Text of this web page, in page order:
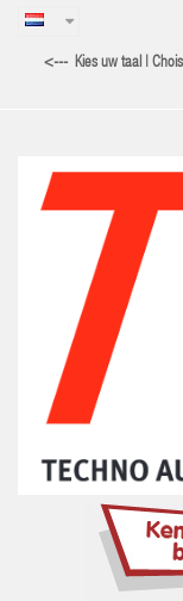
<--- Kies uw taal |